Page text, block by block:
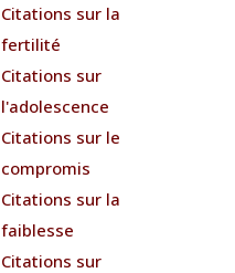
Citations sur la
fertilité
Citations sur
l'adolescence
Citations sur le
compromis
Citations sur la
faiblesse
Citations sur